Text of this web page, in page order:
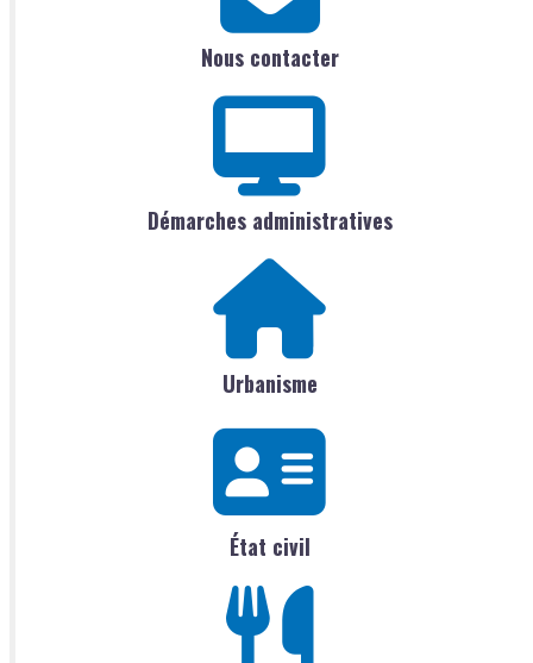
Nous contacter
Démarches administratives
Urbanisme
État civil